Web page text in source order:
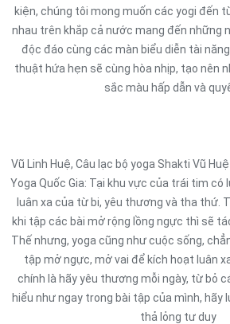
kiện, chúng tôi mong muốn các yogi đến
nhau trên khắp cả nước mang đến những
độc đáo cùng các màn biểu diễn tài
thuật hứa hẹn sẽ cùng hòa nhịp, tạo nên
sắc màu hấp dẫn và
Vũ Linh Huệ, Câu lạc bộ yoga Shakti Vũ
Yoga Quốc Gia: Tại khu vực của trái tim có
luân xa của từ bi, yêu thương và tha thứ.
khi tập các bài mở rộng lồng ngực thì sẽ
Thế nhưng, yoga cũng như cuộc sống,
tập mở ngực, mở vai để kích hoạt luân
chính là hãy yêu thương mỗi ngày, từ bỏ
hiểu như ngay trong bài tập của mình, hãy
thả lỏng tư duy